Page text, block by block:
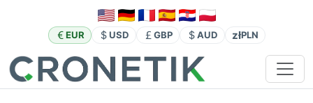
EUR USD GBP AUD złPLN